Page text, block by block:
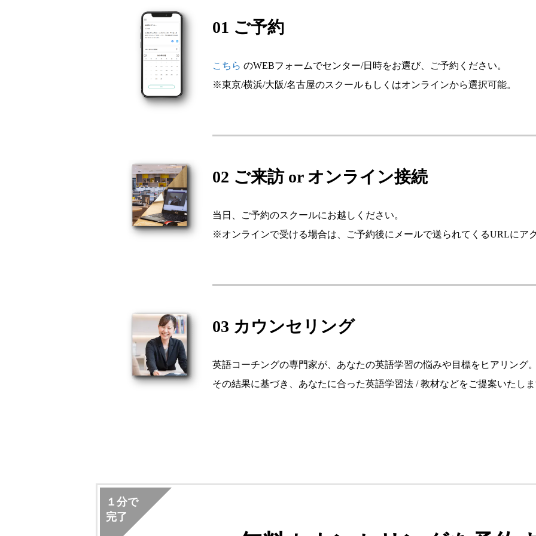
01 ご予約
こちら のWEBフォームでセンター/日時をお選び、ご予約ください。
※東京/横浜/大阪/名古屋のスクールもしくはオンラインから選択可能。
02 ご来訪 or オンライン接続
当日、ご予約のスクールにお越しください。
※オンラインで受ける場合は、ご予約後にメールで送られてくるURLにア
03 カウンセリング
英語コーチングの専門家が、あなたの英語学習の悩みや目標をヒアリング
その結果に基づき、あなたに合った英語学習法 / 教材などをご提案いたし
１分で
完了